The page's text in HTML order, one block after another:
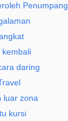
Penumpang
kembali
daring
luar zona
kursi